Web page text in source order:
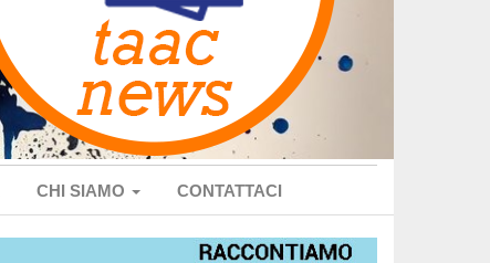
CHI SIAMO CONTATTACI